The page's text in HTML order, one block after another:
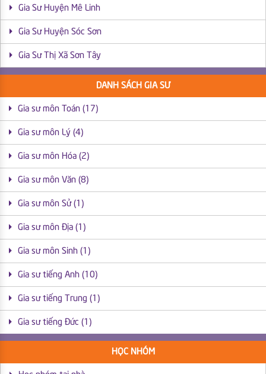
Gia Sư Huyện Mê Linh
Gia Sư Huyện Sóc Sơn
Gia Sư Thị Xã Sơn Tây
DANH SÁCH GIA SƯ
Gia sư môn Toán (17)
Gia sư môn Lý (4)
Gia sư môn Hóa (2)
Gia sư môn Văn (8)
Gia sư môn Sử (1)
Gia sư môn Địa (1)
Gia sư môn Sinh (1)
Gia sư tiếng Anh (10)
Gia sư tiếng Trung (1)
Gia sư tiếng Đức (1)
HỌC NHÓM